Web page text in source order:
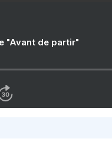
"Avant de partir"